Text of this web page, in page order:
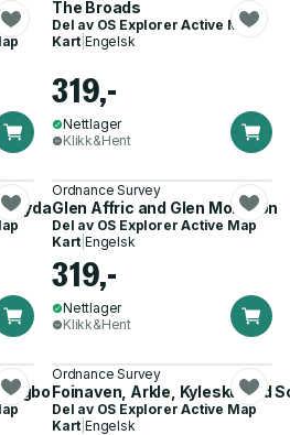
The Broads
Del av OS Explorer Active Map
Kart |Engelsk
319,-
Nettlager
Klikk&Hent
Ordnance Survey
Glen Affric and Glen Moriston
Del av OS Explorer Active Map
Kart |Engelsk
319,-
Nettlager
Klikk&Hent
Ordnance Survey
Foinaven, Arkle, Kylesku and
Del av OS Explorer Active Map
Kart |Engelsk